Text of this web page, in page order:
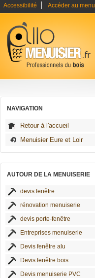
Accessibilité Accéder au menu
NAVIGATION
Retour à l'accueil
Menuisier Eure et Loir
AUTOUR DE LA MENUISERIE
devis fenêtre
rénovation menuiserie
devis porte-fenêtre
Entreprises menuiserie
Devis fenêtre alu
Devis fenêtre bois
Devis menuiserie PVC